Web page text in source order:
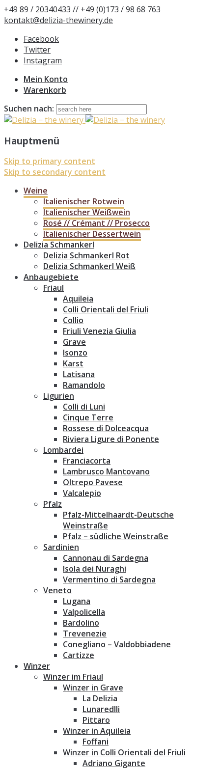
+49 89 / 20340433 // +49 (0)173 / 98 68 763
kontakt@delizia-thewinery.de
Facebook
Twitter
Instagram
Mein Konto
Warenkorb
Suchen nach:
Hauptmenü
Skip to primary content
Skip to secondary content
Weine
Italienischer Rotwein
Italienischer Weißwein
Rosé // Crémant // Prosecco
Italienischer Dessertwein
Delizia Schmankerl
Delizia Schmankerl Rot
Delizia Schmankerl Weiß
Anbaugebiete
Friaul
Aquileia
Colli Orientali del Friuli
Collio
Friuli Venezia Giulia
Grave
Isonzo
Karst
Latisana
Ramandolo
Ligurien
Colli di Luni
Cinque Terre
Rossese di Dolceacqua
Riviera Ligure di Ponente
Lombardei
Franciacorta
Lambrusco Mantovano
Oltrepo Pavese
Valcalepio
Pfalz
Pfalz-Mittelhaardt-Deutsche
Weinstraße
Pfalz – südliche Weinstraße
Sardinien
Cannonau di Sardegna
Isola dei Nuraghi
Vermentino di Sardegna
Veneto
Lugana
Valpolicella
Bardolino
Trevenezie
Conegliano – Valdobbiadene
Cartizze
Winzer
Winzer im Friaul
Winzer in Grave
La Delizia
Lunaredlli
Pittaro
Winzer in Aquileia
Foffani
Winzer in Colli Orientali del Friuli
Adriano Gigante